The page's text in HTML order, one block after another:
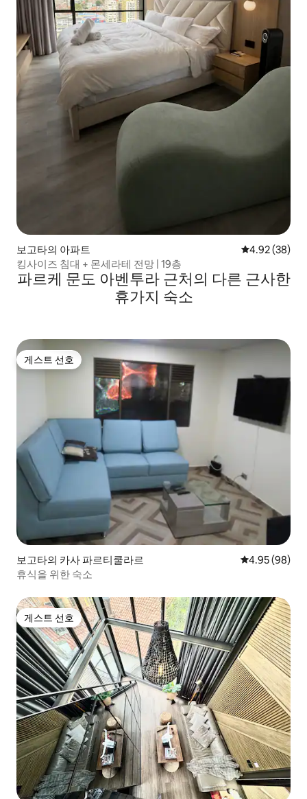
보고타의 아파트 평점 4.92점(5
4.92 (38)
킹사이즈 침대 + 몬세라테 전망 | 19층
파르케 문도 아벤투라 근처의 다른 근사한
휴가지 숙소
게스트 선호
게스트 선호
보고타의 카사 파르티쿨라르 평점 4.95점(5
4.95 (98)
휴식을 위한 숙소
게스트 선호
게스트 선호